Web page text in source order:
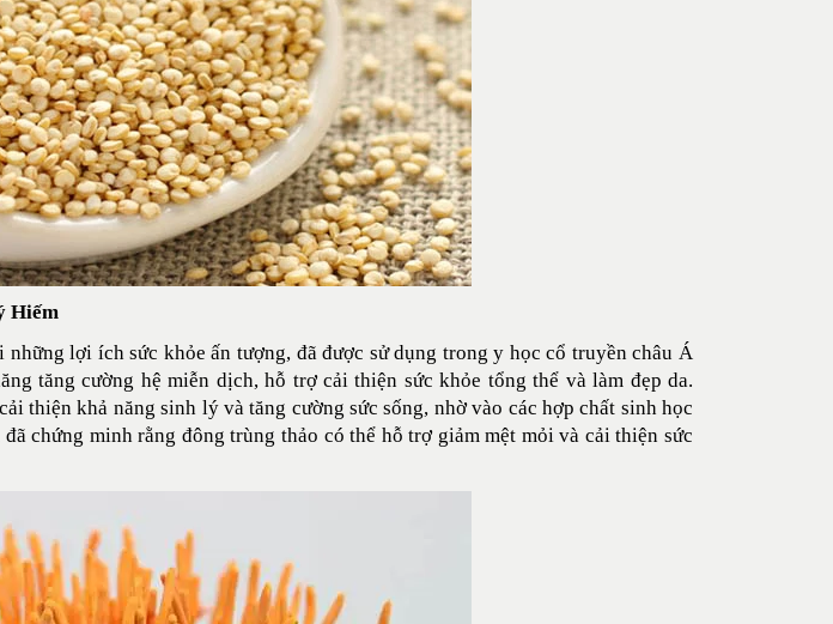
Hiếm
lợi ích sức khỏe ấn tượng, đã được sử dụng trong y học cổ truyền châu Á
tăng cường hệ miễn dịch, hỗ trợ cải thiện sức khỏe tổng thể và làm đẹp da.
thiện khả năng sinh lý và tăng cường sức sống, nhờ vào các hợp chất sinh học
chứng minh rằng đông trùng thảo có thể hỗ trợ giảm mệt mỏi và cải thiện sức